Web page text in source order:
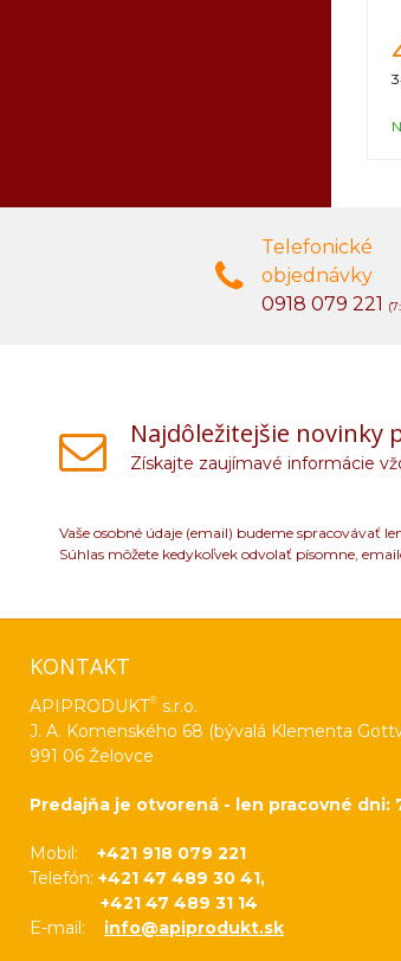
Telefonické
objednávky
0918 079 221
Najdôležitejšie novinky
Získajte zaujímavé informácie
Vaše osobné údaje (email) budeme spracovávať
Súhlas môžete kedykoľvek odvolať písomne,
KONTAKT
APIPRODUKT® s.r.o.
J. A. Komenského 68 (bývalá Klementa
991 06 Želovce
Predajňa je otvorená - len pracovné dni:
Mobil: +421 918 079 221
Telefón: +421 47 489 30 41,
+421 47 489 31 14
E-mail: info@apiprodukt.sk